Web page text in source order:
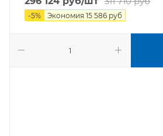
-5% Экономия 15 586 руб